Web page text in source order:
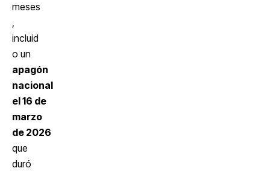
meses
,
incluid
o un
apagón
nacional
el 16 de
marzo
de 2026
que
duró